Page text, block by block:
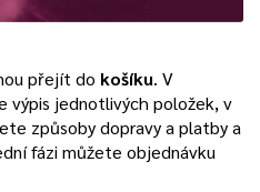
přejít do košíku. V
výpis jednotlivých položek, v
způsoby dopravy a platby a
fázi můžete objednávku